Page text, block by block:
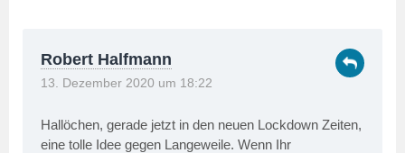
Robert Halfmann
13. Dezember 2020 um 18:22
Hallöchen, gerade jetzt in den neuen Lockdown Zeiten,
eine tolle Idee gegen Langeweile. Wenn Ihr